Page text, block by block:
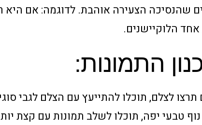
שהנסיכה הצעירה אוהבת. לדוגמה: אם היא
הלוקיישנים.
התמונות:
לצלם, תוכלו להתייעץ עם הצלם לגבי
טבעי יפה, תוכלו לשלב תמונות עם קצת